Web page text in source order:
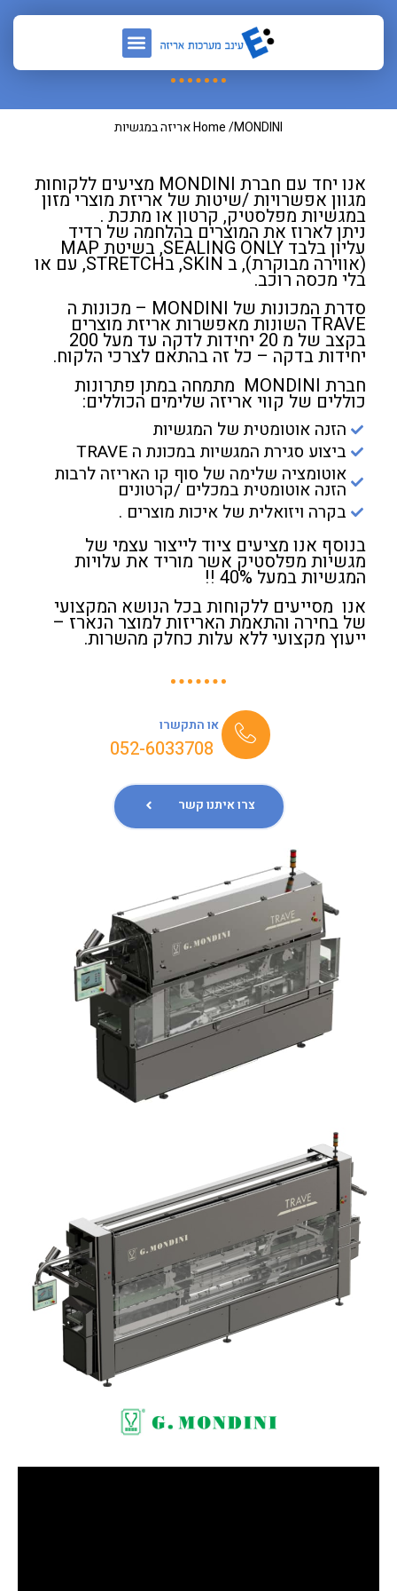
MONDINI אריזה במגשיות
Home /MONDINI אריזה במגשיות
אנו יחד עם חברת MONDINI מציעים ללקוחות
מגוון אפשרויות /שיטות של אריזת מוצרי מזון
במגשיות מפלסטיק, קרטון או מתכת .
ניתן לארוז את המוצרים בהלחמה של רדיד
עליון בלבד SEALING ONLY, בשיטת MAP
(אווירה מבוקרת), ב SKIN, בSTRETCH, עם או
בלי מכסה רוכב.
סדרת המכונות של MONDINI – מכונות ה
TRAVE השונות מאפשרות אריזת מוצרים
בקצב של מ 20 יחידות לדקה עד מעל 200
יחידות בדקה – כל זה בהתאם לצרכי הלקוח.
חברת MONDINI מתמחה במתן פתרונות
כוללים של קווי אריזה שלימים הכוללים:
הזנה אוטומטית של המגשיות
ביצוע סגירת המגשיות במכונת ה TRAVE
אוטומציה שלימה של סוף קו האריזה לרבות
הזנה אוטומטית במכלים /קרטונים
בקרה ויזואלית של איכות מוצרים .
בנוסף אנו מציעים ציוד לייצור עצמי של
מגשיות מפלסטיק אשר מוריד את עלויות
המגשיות במעל 40% !!
אנו מסייעים ללקוחות בכל הנושא המקצועי
של בחירה והתאמת האריזות למוצר הנארז –
ייעוץ מקצועי ללא עלות כחלק מהשרות.
או התקשרו
052-6033708
צרו איתנו קשר